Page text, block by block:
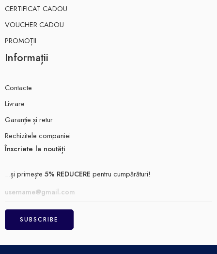
CERTIFICAT CADOU
VOUCHER CADOU
PROMOȚII
Informații
Contacte
Livrare
Garanție și retur
Rechizitele companiei
Înscriete la noutăți
...și primește 5% REDUCERE pentru cumpărături!